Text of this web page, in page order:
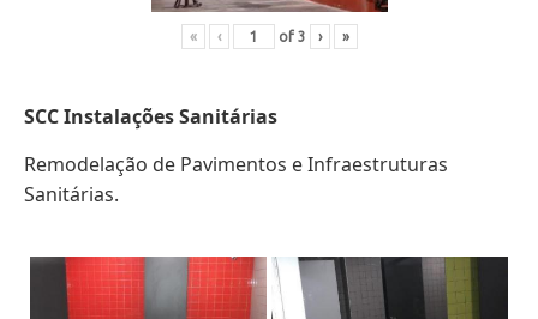
« ‹ of 3 › »
SCC Instalações Sanitárias
Remodelação de Pavimentos e Infraestruturas
Sanitárias.